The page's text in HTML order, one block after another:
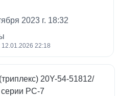
2023 г. 18:32
12.01.2026 22:18
20Y-54-51812/
PC-7